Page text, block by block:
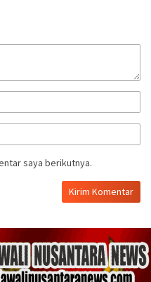
saya berikutnya.